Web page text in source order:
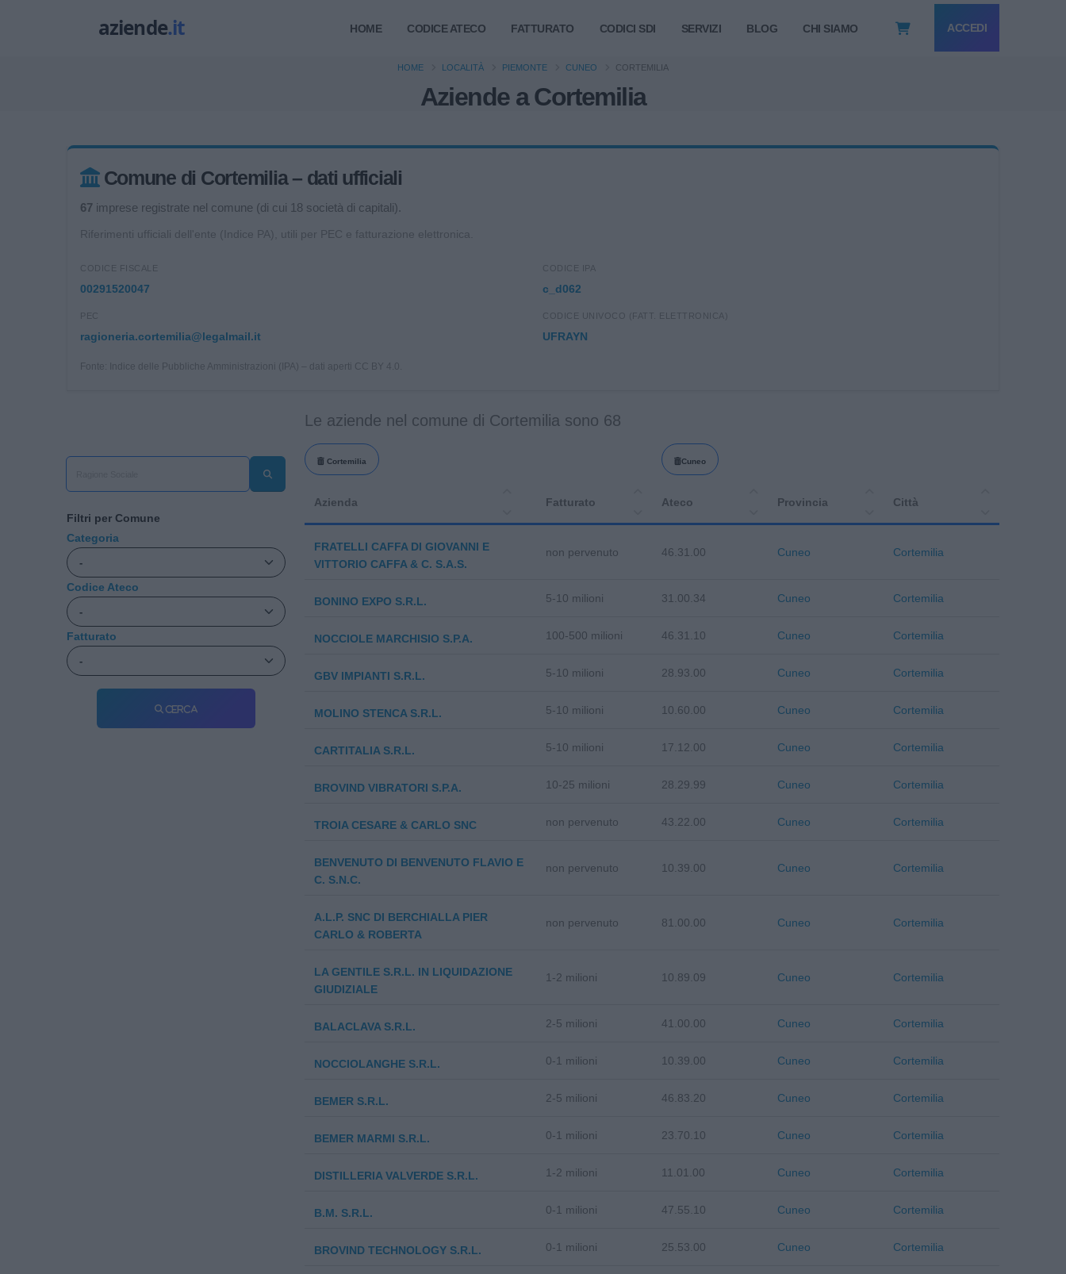
HOME CODICE ATECO FATTURATO CODICI SDI SERVIZI BLOG CHI SIAMO ACCEDI
Aziende a Cortemilia
HOME LOCALITÀ PIEMONTE CUNEO CORTEMILIA
Comune di Cortemilia – dati ufficiali
67 imprese registrate nel comune (di cui 18 società di capitali).
Riferimenti ufficiali dell'ente (Indice PA), utili per PEC e fatturazione elettronica.
CODICE FISCALE
00291520047
CODICE IPA
c_d062
PEC
ragioneria.cortemilia@legalmail.it
CODICE UNIVOCO (FATT. ELETTRONICA)
UFRAYN
Fonte: Indice delle Pubbliche Amministrazioni (IPA) – dati aperti CC BY 4.0.
Filtri per Comune
Categoria
Codice Ateco
Fatturato
Cerca
Le aziende nel comune di Cortemilia sono 68
Cortemilia Cuneo
Azienda Fatturato Ateco Provincia Città
FRATELLI CAFFA DI GIOVANNI E
VITTORIO CAFFA & C. S.A.S.
non pervenuto 46.31.00 Cuneo Cortemilia
BONINO EXPO S.R.L. 5-10 milioni 31.00.34 Cuneo Cortemilia
NOCCIOLE MARCHISIO S.P.A. 100-500 milioni 46.31.10 Cuneo Cortemilia
GBV IMPIANTI S.R.L. 5-10 milioni 28.93.00 Cuneo Cortemilia
MOLINO STENCA S.R.L. 5-10 milioni 10.60.00 Cuneo Cortemilia
CARTITALIA S.R.L. 5-10 milioni 17.12.00 Cuneo Cortemilia
BROVIND VIBRATORI S.P.A. 10-25 milioni 28.29.99 Cuneo Cortemilia
TROIA CESARE & CARLO SNC non pervenuto 43.22.00 Cuneo Cortemilia
BENVENUTO DI BENVENUTO FLAVIO E
C. S.N.C.
non pervenuto 10.39.00 Cuneo Cortemilia
A.L.P. SNC DI BERCHIALLA PIER
CARLO & ROBERTA
non pervenuto 81.00.00 Cuneo Cortemilia
LA GENTILE S.R.L. IN LIQUIDAZIONE
GIUDIZIALE
1-2 milioni 10.89.09 Cuneo Cortemilia
BALACLAVA S.R.L. 2-5 milioni 41.00.00 Cuneo Cortemilia
NOCCIOLANGHE S.R.L. 0-1 milioni 10.39.00 Cuneo Cortemilia
BEMER S.R.L. 2-5 milioni 46.83.20 Cuneo Cortemilia
BEMER MARMI S.R.L. 0-1 milioni 23.70.10 Cuneo Cortemilia
DISTILLERIA VALVERDE S.R.L. 1-2 milioni 11.01.00 Cuneo Cortemilia
B.M. S.R.L. 0-1 milioni 47.55.10 Cuneo Cortemilia
BROVIND TECHNOLOGY S.R.L. 0-1 milioni 25.53.00 Cuneo Cortemilia